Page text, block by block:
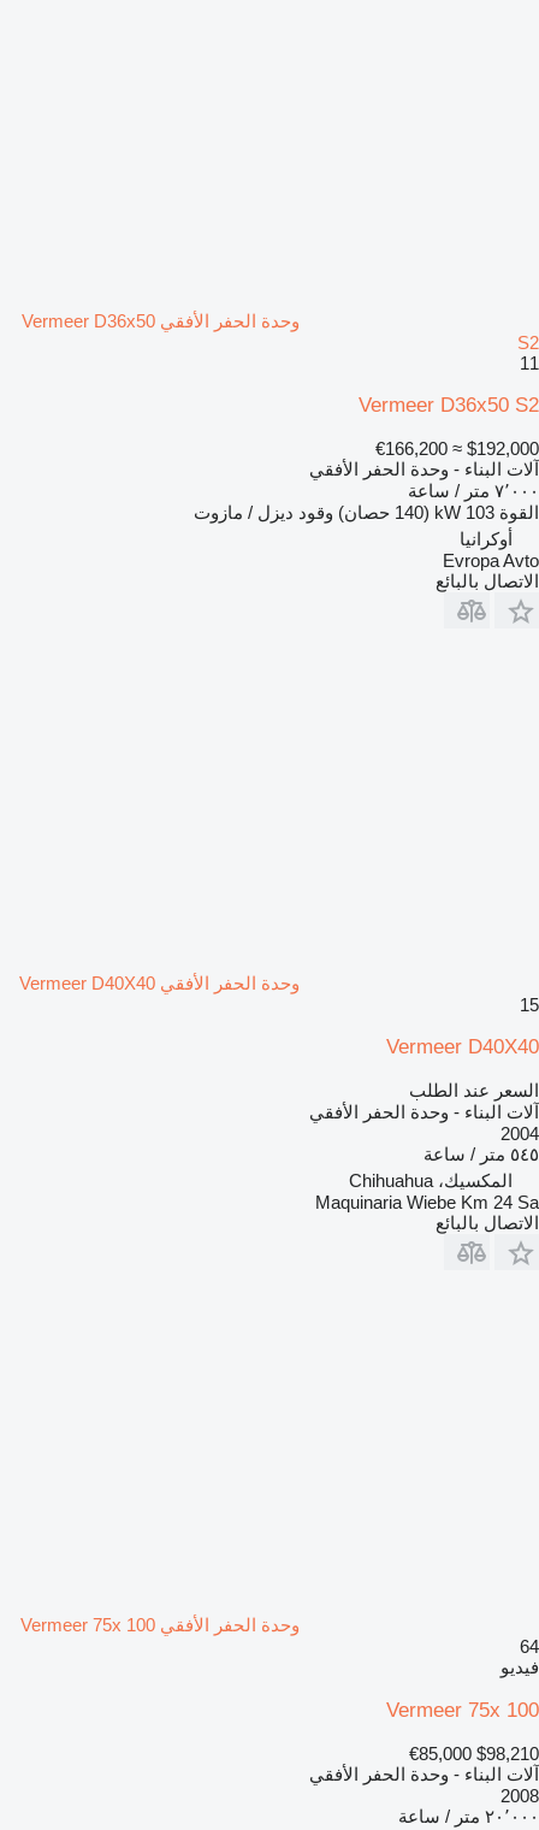
وحدة الحفر الأفقي Vermeer D36x50
S2
11
Vermeer D36x50 S2
$192,000
≈ €166,200
آلات البناء - وحدة الحفر الأفقي
٧٬٠٠٠ متر / ساعة
القوة 103 kW (140 حصان) وقود ديزل / مازوت
أوكرانيا
Evropa Avto
الاتصال بالبائع
وحدة الحفر الأفقي Vermeer D40X40
15
Vermeer D40X40
السعر عند الطلب
آلات البناء - وحدة الحفر الأفقي
2004
٥٤٥ متر / ساعة
المكسيك، Chihuahua
Maquinaria Wiebe Km 24 Sa
الاتصال بالبائع
وحدة الحفر الأفقي Vermeer 75x 100
64
فيديو
Vermeer 75x 100
$98,210
€85,000
آلات البناء - وحدة الحفر الأفقي
2008
٢٠٬٠٠٠ متر / ساعة